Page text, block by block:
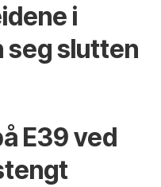
i
seg slutten
E39 ved